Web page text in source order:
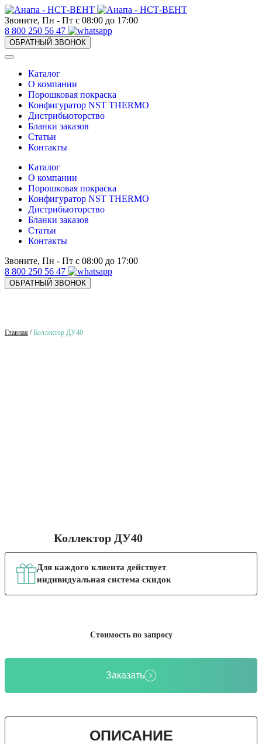
Звоните, Пн - Пт с 08:00 до 17:00
8 800 250 56 47
ОБРАТНЫЙ ЗВОНОК
Каталог
О компании
Порошковая покраска
Конфигуратор NST THERMO
Дистрибьюторство
Бланки заказов
Статьи
Контакты
Каталог
О компании
Порошковая покраска
Конфигуратор NST THERMO
Дистрибьюторство
Бланки заказов
Статьи
Контакты
Звоните, Пн - Пт с 08:00 до 17:00
8 800 250 56 47
ОБРАТНЫЙ ЗВОНОК
Главная /Коллектор ДУ40
Коллектор ДУ40
Для каждого клиента действует
индивидуальная система скидок
Стоимость по запросу
Заказать
ОПИСАНИЕ